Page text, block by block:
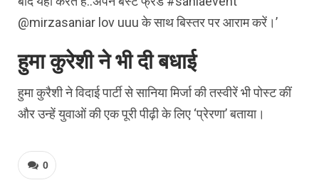
@mirzasaniar lov uuu के साथ बिस्तर पर आराम करें।’
हुमा कुरेशी ने भी दी बधाई
हुमा कुरैशी ने विदाई पार्टी से सानिया मिर्जा की तस्वीरें भी पोस्ट कीं
और उन्हें युवाओं की एक पूरी पीढ़ी के लिए ‘प्रेरणा’ बताया।
0